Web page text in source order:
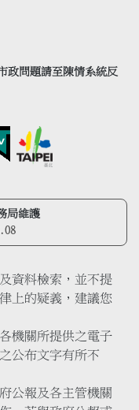
政問題請至陳情系統反
局維護
資料檢索，並不提
上的疑義，建議您
機關所提供之電子
公布文字有所不
公報及各主管機關